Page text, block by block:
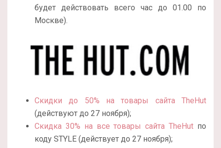
будет действовать всего час до 01.00 по
Москве).
Скидки до 50% на товары сайта TheHut
(действуют до 27 ноября);
Скидка 30% на все товары сайта TheHut по
коду STYLE (действует до 27 ноября);